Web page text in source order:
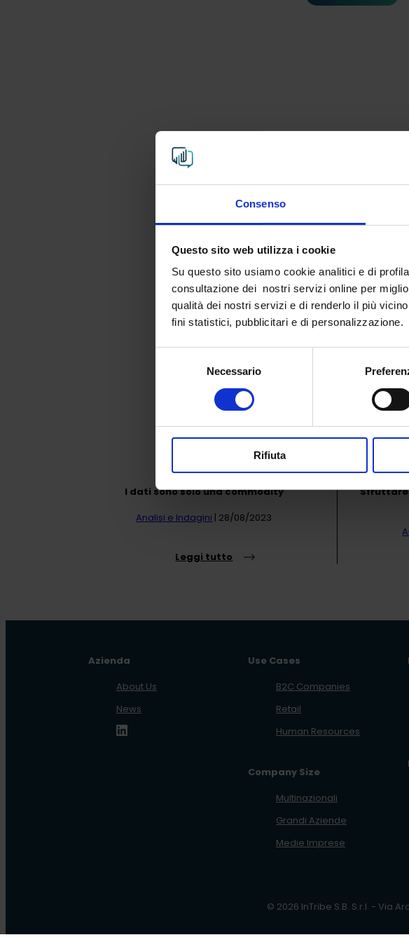
Consenso
Questo sito web utilizza i cookie
Su questo sito usiamo cookie analitici e di
consultazione dei nostri servizi online per
qualità dei nostri servizi e di renderlo il più
fini statistici, pubblicitari e di personalizzazione.
Necessario
Rifiuta
I dati sono solo una commodity
Analisi e Indagini | 28/08/2023
Leggi tutto
Azienda
About Us
News
Use Cases
B2C Companies
Retail
Human Resources
Company Size
Multinazionali
Grandi Aziende
Medie Imprese
© 2026 InTribe S.B. S.r.l. - Via